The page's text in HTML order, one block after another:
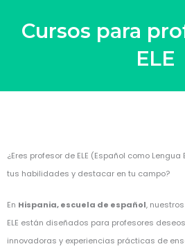
Cursos para
ELE
¿Eres profesor de ELE (Español como
tus habilidades y destacar en tu campo?
En Hispania, escuela de español,
ELE están diseñados para profesores
innovadoras y experiencias prácticas de